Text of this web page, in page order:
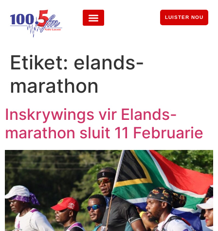
LUISTER NOU
Etiket: elands-
marathon
Inskrywings vir Elands-
marathon sluit 11 Februarie